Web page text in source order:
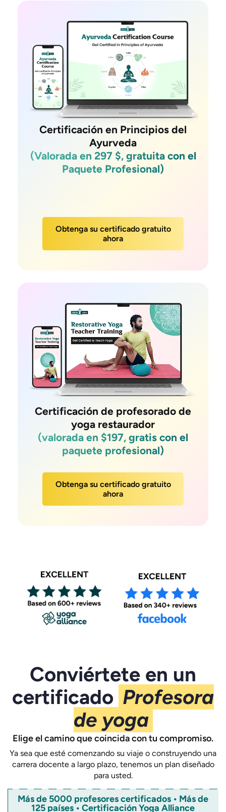
Certificación en Principios del
Ayurveda
(Valorada en 297 $, gratuita con el
Paquete Profesional)
Obtenga su certificado gratuito
ahora
Certificación de profesorado de
yoga restaurador
(valorada en $197, gratis con el
paquete profesional)
Obtenga su certificado gratuito
ahora
Conviértete en un
certificado Profesora
de yoga
Elige el camino que coincida con tu compromiso.
Ya sea que esté comenzando su viaje o construyendo una
carrera docente a largo plazo, tenemos un plan diseñado
para usted.
Más de 5000 profesores certificados • Más de
125 países • Certificación Yoga Alliance